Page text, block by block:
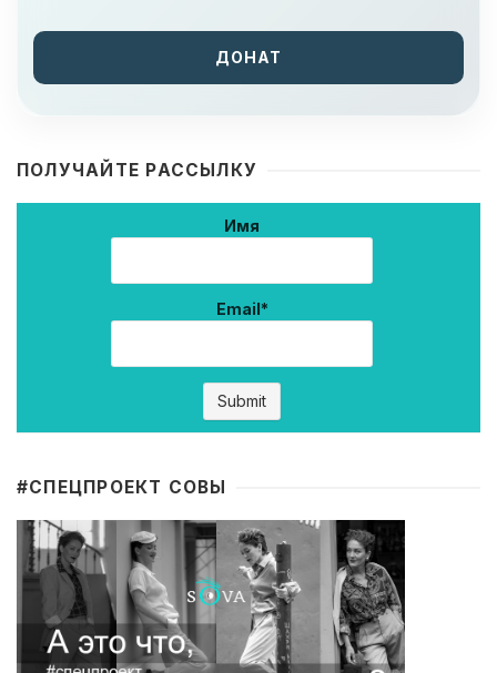
ДОНАТ
ПОЛУЧАЙТЕ РАССЫЛКУ
Имя
Email*
#CПЕЦПРОЕКТ СОВЫ